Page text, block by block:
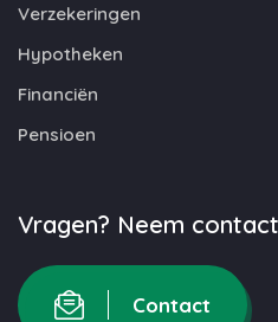
Verzekeringen
Hypotheken
Financiën
Pensioen
Vragen? Neem
Contact